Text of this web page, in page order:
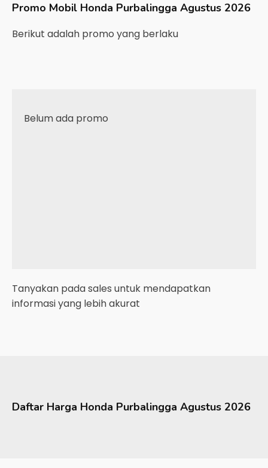
Promo Mobil Honda Purbalingga Agustus 2026
Berikut adalah promo yang berlaku
Belum ada promo
Tanyakan pada sales untuk mendapatkan
informasi yang lebih akurat
Daftar Harga Honda Purbalingga Agustus 2026